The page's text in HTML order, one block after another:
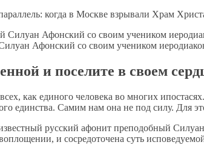
когда в Москве взрывали Храм
Афонский со своим учеником
и поселите в своем
как единого человека во многих
единства. Самим нам она не под силу. Для
русский афонит преподобный
и сосредоточена суть